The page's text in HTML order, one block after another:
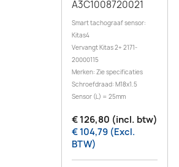
A3C1008720021
Smart tachograaf sensor:
Kitas4
Vervangt Kitas 2+ 2171-
20000115
Merken: Zie specificaties
Schroefdraad: M18x1.5
Sensor (L) = 25mm
€ 126,80 (incl. btw)
€ 104,79 (Excl.
BTW)